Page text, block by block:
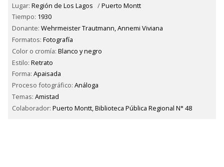
Lugar: Región de Los Lagos /Puerto Montt
Tiempo: 1930
Donante: Wehrmeister Trautmann, Annemi Viviana
Formatos: Fotografía
Color o cromía: Blanco y negro
Estilo: Retrato
Forma: Apaisada
Proceso fotográfico: Análoga
Temas: Amistad
Colaborador: Puerto Montt, Biblioteca Pública Regional N° 48